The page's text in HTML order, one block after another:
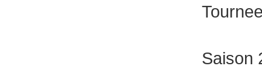
Saison